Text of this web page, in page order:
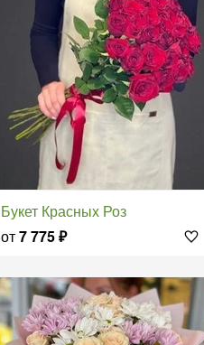
Букет Красных Роз
от7 775₽